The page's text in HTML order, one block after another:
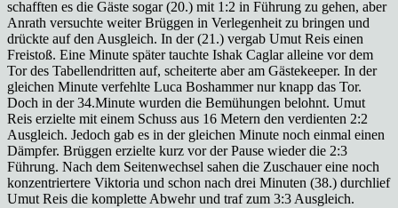
schafften es die Gäste sogar (20.) mit 1:2 in Führung zu gehen, aber
Anrath versuchte weiter Brüggen in Verlegenheit zu bringen und
drückte auf den Ausgleich. In der (21.) vergab Umut Reis einen
Freistoß. Eine Minute später tauchte Ishak Caglar alleine vor dem
Tor des Tabellendritten auf, scheiterte aber am Gästekeeper. In der
gleichen Minute verfehlte Luca Boshammer nur knapp das Tor.
Doch in der 34.Minute wurden die Bemühungen belohnt. Umut
Reis erzielte mit einem Schuss aus 16 Metern den verdienten 2:2
Ausgleich. Jedoch gab es in der gleichen Minute noch einmal einen
Dämpfer. Brüggen erzielte kurz vor der Pause wieder die 2:3
Führung. Nach dem Seitenwechsel sahen die Zuschauer eine noch
konzentriertere Viktoria und schon nach drei Minuten (38.) durchlief
Umut Reis die komplette Abwehr und traf zum 3:3 Ausgleich.